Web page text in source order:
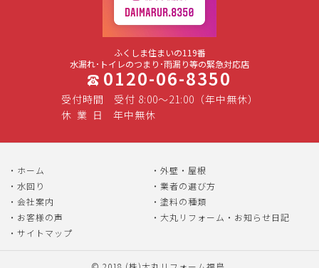
ふくしま住まいの119番
水漏れ･トイレのつまり･雨漏り等の緊急対応店
0120-06-8350
受付時間
受付 8:00～21:00（年中無休）
休 業 日 年中無休
ホーム
外壁・屋根
水回り
業者の選び方
会社案内
塗料の種類
お客様の声
大丸リフォーム・お知らせ日記
サイトマップ